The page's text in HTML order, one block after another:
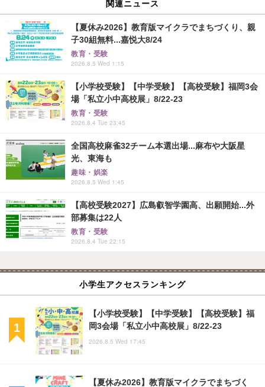
関連ニュース
【夏休み2026】教育版マイクラでまちづくり、親
子30組無料...嘉悦大8/24
教育・受験
2026.8.5 Wed 1:15
【小学校受験】【中学受験】【高校受験】福岡3会
場「私立小中高校展」8/22-23
教育・受験
2026.8.4 Tue 23:45
全国高校麻雀32チーム本選出場...麻布や大阪星
光、東海も
趣味・娯楽
2026.8.5 Wed 1:45
【高校受験2027】広島叡智学園高、出願開始...外
部募集は22人
教育・受験
2026.8.4 Tue 22:15
小学生アクセスランキング
【小学校受験】【中学受験】【高校受験】福
岡3会場「私立小中高校展」8/22-23
2026.8.5 Wed 17:45
【夏休み2026】教育版マイクラでまちづく